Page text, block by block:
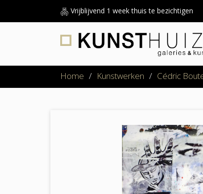
Vrijblijvend 1 week thuis te bezichtigen
Home / Kunstwerken / Cédric